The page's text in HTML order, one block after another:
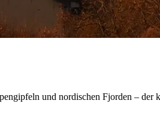
und nordischen Fjorden – der